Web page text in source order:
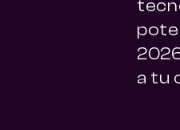
a tu